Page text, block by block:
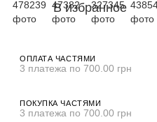
В избранное
ОПЛАТА ЧАСТЯМИ
3 платежа по 700.00 грн
ПОКУПКА ЧАСТЯМИ
3 платежа по 700.00 грн